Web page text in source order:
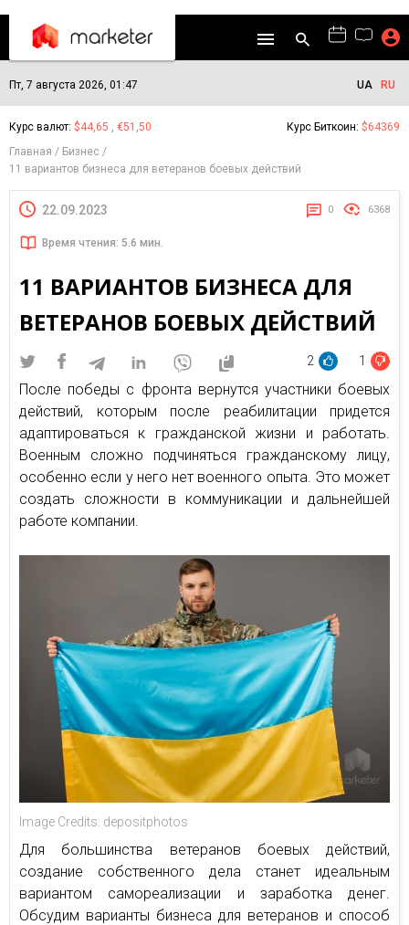
Пт, 7 августа 2026, 01:47 UA RU
Курс валют: $44,65 , €51,50 Курс Биткоин: $64369
Главная
Бизнес
11 вариантов бизнеса для ветеранов боевых действий
22.09.2023 0 6368
Время чтения: 5.6 мин.
11 ВАРИАНТОВ БИЗНЕСА ДЛЯ
ВЕТЕРАНОВ БОЕВЫХ ДЕЙСТВИЙ
2 1
После победы с фронта вернутся участники боевых
действий, которым после реабилитации придется
адаптироваться к гражданской жизни и работать.
Военным сложно подчиняться гражданскому лицу,
особенно если у него нет военного опыта. Это может
создать сложности в коммуникации и дальнейшей
работе компании.
Image Credits: depositphotos
Для большинства ветеранов боевых действий,
создание собственного дела станет идеальным
вариантом самореализации и заработка денег.
Обсудим варианты бизнеса для ветеранов и способ